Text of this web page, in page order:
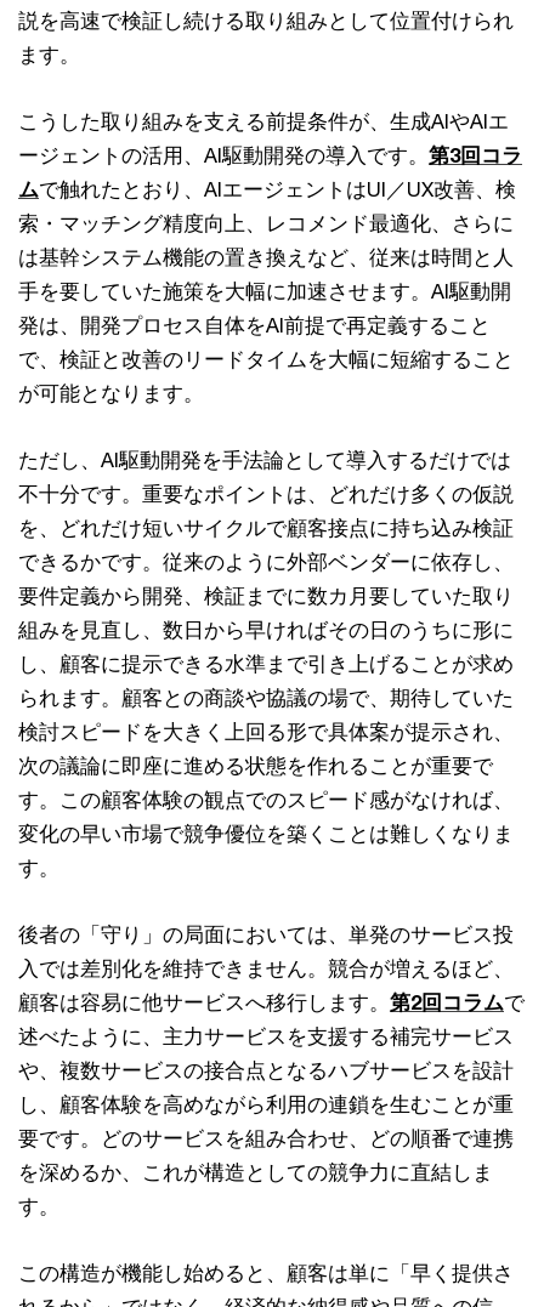
説を高速で検証し続ける取り組みとして位置付けられ
ます。
こうした取り組みを支える前提条件が、生成AIやAIエ
ージェントの活用、AI駆動開発の導入です。 第3回コラ
ムで触れたとおり、AIエージェントはUI／UX改善、検
索・マッチング精度向上、レコメンド最適化、さらに
は基幹システム機能の置き換えなど、従来は時間と人
手を要していた施策を大幅に加速させます。AI駆動開
発は、開発プロセス自体をAI前提で再定義すること
で、検証と改善のリードタイムを大幅に短縮すること
が可能となります。
ただし、AI駆動開発を手法論として導入するだけでは
不十分です。重要なポイントは、どれだけ多くの仮説
を、どれだけ短いサイクルで顧客接点に持ち込み検証
できるかです。従来のように外部ベンダーに依存し、
要件定義から開発、検証までに数カ月要していた取り
組みを見直し、数日から早ければその日のうちに形に
し、顧客に提示できる水準まで引き上げることが求め
られます。顧客との商談や協議の場で、期待していた
検討スピードを大きく上回る形で具体案が提示され、
次の議論に即座に進める状態を作れることが重要で
す。この顧客体験の観点でのスピード感がなければ、
変化の早い市場で競争優位を築くことは難しくなりま
す。
後者の「守り」の局面においては、単発のサービス投
入では差別化を維持できません。競合が増えるほど、
顧客は容易に他サービスへ移行します。 第2回コラムで
述べたように、主力サービスを支援する補完サービス
や、複数サービスの接合点となるハブサービスを設計
し、顧客体験を高めながら利用の連鎖を生むことが重
要です。どのサービスを組み合わせ、どの順番で連携
を深めるか、これが構造としての競争力に直結しま
す。
この構造が機能し始めると、顧客は単に「早く提供さ